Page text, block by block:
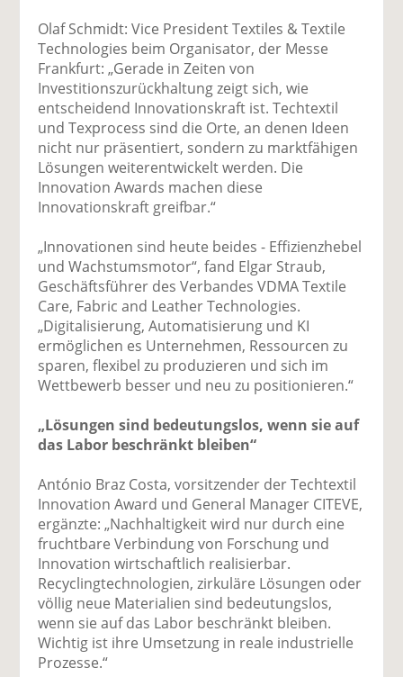
Olaf Schmidt: Vice President Textiles & Textile
Technologies beim Organisator, der Messe
Frankfurt: „Gerade in Zeiten von
Investitionszurückhaltung zeigt sich, wie
entscheidend Innovationskraft ist. Techtextil
und Texprocess sind die Orte, an denen Ideen
nicht nur präsentiert, sondern zu marktfähigen
Lösungen weiterentwickelt werden. Die
Innovation Awards machen diese
Innovationskraft greifbar.“
„Innovationen sind heute beides - Effizienzhebel
und Wachstumsmotor“, fand Elgar Straub,
Geschäftsführer des Verbandes VDMA Textile
Care, Fabric and Leather Technologies.
„Digitalisierung, Automatisierung und KI
ermöglichen es Unternehmen, Ressourcen zu
sparen, flexibel zu produzieren und sich im
Wettbewerb besser und neu zu positionieren.“
„Lösungen sind bedeutungslos, wenn sie auf
das Labor beschränkt bleiben“
António Braz Costa, vorsitzender der Techtextil
Innovation Award und General Manager CITEVE,
ergänzte: „Nachhaltigkeit wird nur durch eine
fruchtbare Verbindung von Forschung und
Innovation wirtschaftlich realisierbar.
Recyclingtechnologien, zirkuläre Lösungen oder
völlig neue Materialien sind bedeutungslos,
wenn sie auf das Labor beschränkt bleiben.
Wichtig ist ihre Umsetzung in reale industrielle
Prozesse.“